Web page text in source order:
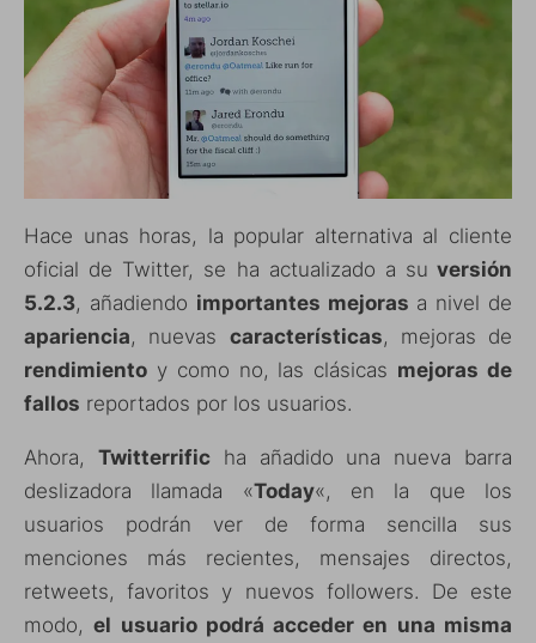
Hace unas horas, la popular alternativa al cliente
oficial de Twitter, se ha actualizado a su versión
5.2.3, añadiendo importantes mejoras a nivel de
apariencia, nuevas características, mejoras de
rendimiento y como no, las clásicas mejoras de
fallos reportados por los usuarios.
Ahora, Twitterrificha añadido una nueva barra
deslizadora llamada «Today«, en la que los
usuarios podrán ver de forma sencilla sus
menciones más recientes, mensajes directos,
retweets, favoritos y nuevos followers. De este
modo,el usuario podrá acceder en una misma